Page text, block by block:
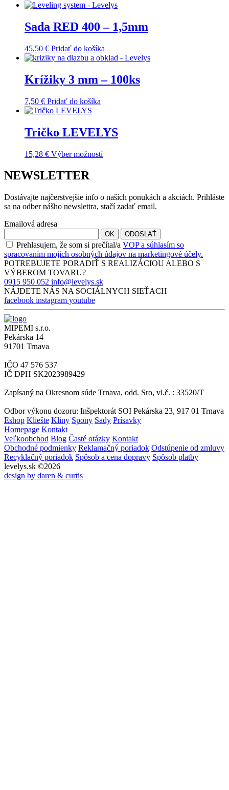
Sada RED 400 – 1,5mm
45,50 € Pridať do košíka
Krížiky 3 mm – 100ks
7,50 € Pridať do košíka
Tričko LEVELYS
15,28 € Výber možností
NEWSLETTER
Dostávajte najčerstvejšie info o naších ponukách a akciách. Prihláste
sa na odber nášho newslettra, stačí zadať email.
Emailová adresa
OK ODOSLAŤ
Prehlasujem, že som si prečítal/a VOP a súhlasím so
spracovaním mojich osobných údajov na marketingové účely.
POTREBUJETE PORADIŤ S REALIZÁCIOU ALEBO S
VÝBEROM TOVARU?
0915 950 052 info@levelys.sk
NÁJDETE NÁS NA SOCIÁLNYCH SIEŤACH
facebook instagram youtube
MIPEMI s.r.o.
Pekárska 14
91701 Trnava
IČO 47 576 537
IČ DPH SK2023989429
Zapísaný na Okresnom súde Trnava, odd. Sro, vl.č. : 33520/T
Odbor výkonu dozoru: Inšpektorát SOI Pekárska 23, 917 01 Trnava
Eshop Kliešte Kliny Spony Sady Prísavky
Homepage Kontakt
Veľkoobchod Blog Časté otázky Kontakt
Obchodné podmienky Reklamačný poriadok Odstúpenie od zmluvy
Recyklačný poriadok Spôsob a cena dopravy Spôsob platby
levelys.sk ©2026
design by daren & curtis